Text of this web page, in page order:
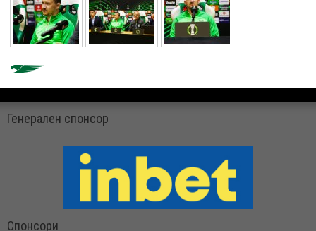
Генерален спонсор
Спонсори